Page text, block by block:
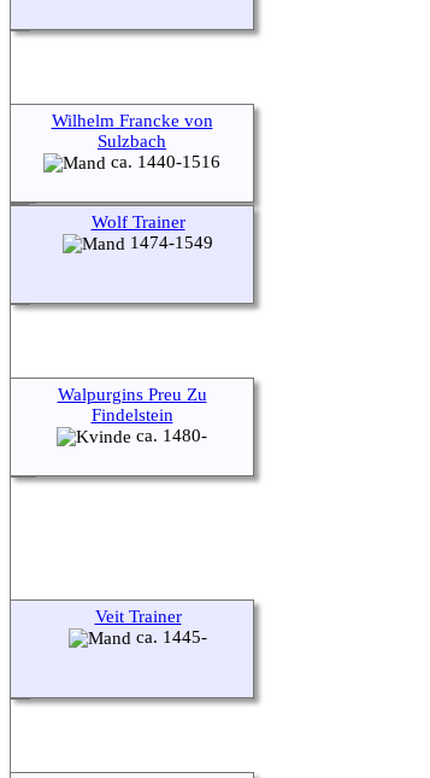
Wilhelm Francke von
Sulzbach
ca. 1440-1516
Wolf Trainer
1474-1549
Walpurgins Preu Zu
Findelstein
ca. 1480-
Veit Trainer
ca. 1445-